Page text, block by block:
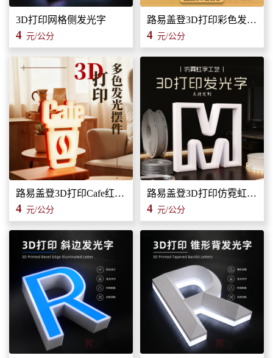
3D打印网格侧发光字
4 元/公分
路易盖登3D打印彩色发光字广告招牌广告标识标牌
4 元/公分
路易盖登3D打印Cafe红白发光装饰灯广告招牌发光字装饰标识
4 元/公分
路易盖登3D打印仿霓虹字工艺发光字广告招牌标牌标识
4 元/公分